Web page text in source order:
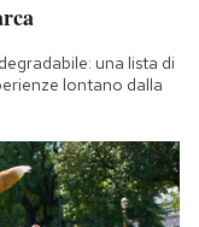
una lista di
lontano dalla